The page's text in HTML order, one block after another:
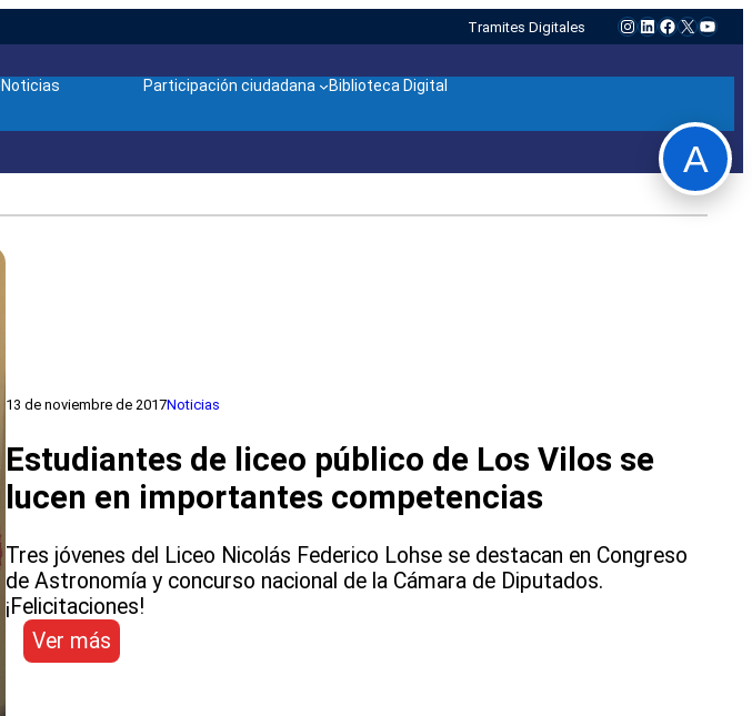
Tramites Digitales Instagram
LinkedIn
Facebook
X
Noticias Participación ciudadana
Biblioteca Digital
13 de noviembre de 2017Noticias
Estudiantes de liceo público de Los Vilos se
lucen en importantes competencias
Tres jóvenes del Liceo Nicolás Federico Lohse se destacan en Congreso
de Astronomía y concurso nacional de la Cámara de Diputados.
¡Felicitaciones!
Ver más
Estudiantes
A